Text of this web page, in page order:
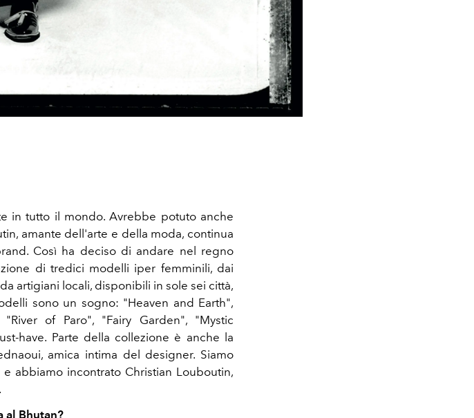
in tutto il mondo. Avrebbe potuto anche
amante dell'arte e della moda, continua
Così ha deciso di andare nel regno
di tredici modelli iper femminili, dai
artigiani locali, disponibili in sole sei città,
sono un sogno: "Heaven and Earth",
"River of Paro", "Fairy Garden", "Mystic
have. Parte della collezione è anche la
amica intima del designer. Siamo
abbiamo incontrato Christian Louboutin,
al Bhutan?